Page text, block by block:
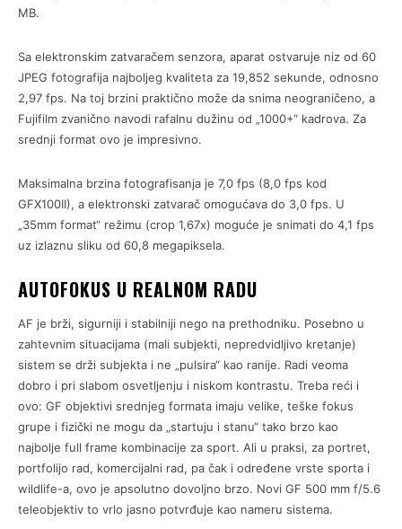
MB.
Sa elektronskim zatvaračem senzora, aparat ostvaruje niz od 60
JPEG fotografija najboljeg kvaliteta za 19,852 sekunde, odnosno
2,97 fps. Na toj brzini praktično može da snima neograničeno, a
Fujifilm zvanično navodi rafalnu dužinu od „1000+“ kadrova. Za
srednji format ovo je impresivno.
Maksimalna brzina fotografisanja je 7,0 fps (8,0 fps kod
GFX100II), a elektronski zatvarač omogućava do 3,0 fps. U
„35mm format“ režimu (crop 1,67x) moguće je snimati do 4,1 fps
uz izlaznu sliku od 60,8 megapiksela.
AUTOFOKUS U REALNOM RADU
AF je brži, sigurniji i stabilniji nego na prethodniku. Posebno u
zahtevnim situacijama (mali subjekti, nepredvidljivo kretanje)
sistem se drži subjekta i ne „pulsira“ kao ranije. Radi veoma
dobro i pri slabom osvetljenju i niskom kontrastu. Treba reći i
ovo: GF objektivi srednjeg formata imaju velike, teške fokus
grupe i fizički ne mogu da „startuju i stanu“ tako brzo kao
najbolje full frame kombinacije za sport. Ali u praksi, za portret,
portfolijo rad, komercijalni rad, pa čak i određene vrste sporta i
wildlife-a, ovo je apsolutno dovoljno brzo. Novi GF 500 mm f/5.6
teleobjektiv to vrlo jasno potvrđuje kao nameru sistema.